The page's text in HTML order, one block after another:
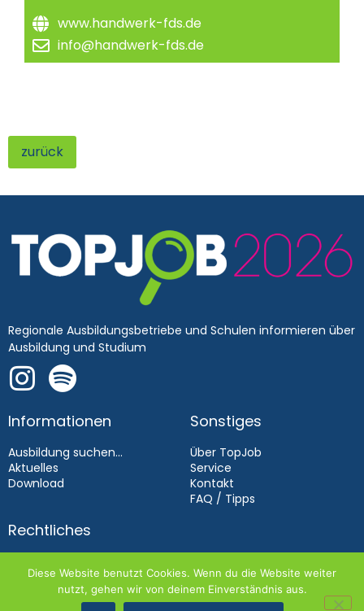
www.handwerk-fds.de
info@handwerk-fds.de
zurück
Regionale Ausbildungsbetriebe und Schulen informieren über
Ausbildung und Studium
Informationen
Ausbildung suchen...
Aktuelles
Download
Sonstiges
Über TopJob
Service
Kontakt
FAQ / Tipps
Rechtliches
Datenschutz
Diese Website benutzt Cookies. Wenn du die Website weiter
nutzt, gehen wir von deinem Einverständnis aus.